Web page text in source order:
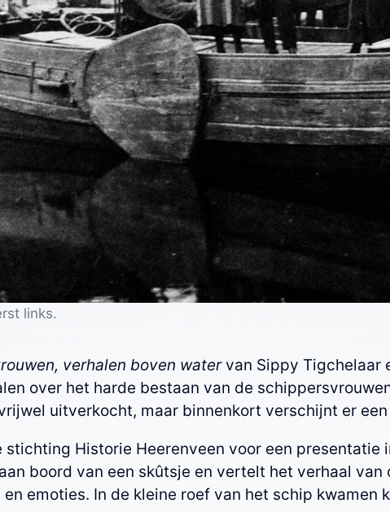
links.
verhalen boven watervan Sippy Tigchelaar
over het harde bestaan van de
uitverkocht, maar binnenkort verschijnt er
Historie Heerenveen voor een presentatie
boord van een skûtsje en vertelt het verhaal
emoties. In de kleine roef van het schip